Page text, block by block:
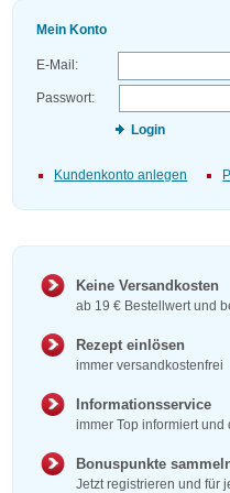
Mein Konto
E-Mail:
Passwort:
Login
Kundenkonto anlegen
Keine Versandkosten
ab 19 € Bestellwert und
Rezept einlösen
immer versandkostenfrei
Informationsservice
immer Top informiert
Bonuspunkte
Jetzt registrieren und für